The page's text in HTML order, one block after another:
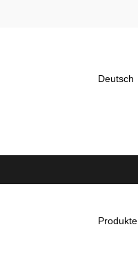
Deutsch
Produkte